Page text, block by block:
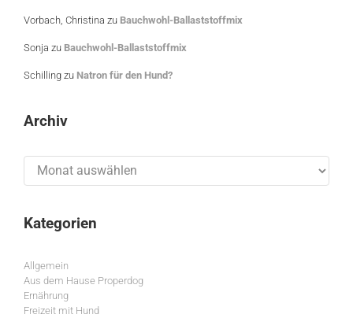
Vorbach, Christina zu Bauchwohl-Ballaststoffmix
Sonja zu Bauchwohl-Ballaststoffmix
Schilling zu Natron für den Hund?
Archiv
Kategorien
Allgemein
Aus dem Hause Properdog
Ernährung
Freizeit mit Hund